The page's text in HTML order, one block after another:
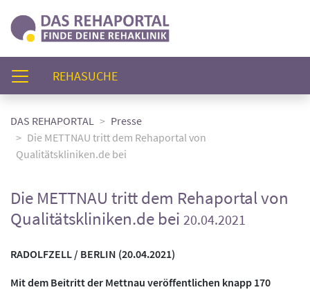
REHASUCHE(AKTUELL)
DAS REHAPORTAL
Presse
Die METTNAU tritt dem Rehaportal von
Qualitätskliniken.de bei
Die METTNAU tritt dem Rehaportal von
Qualitätskliniken.de bei 20.04.2021
RADOLFZELL / BERLIN (20.04.2021)
Mit dem Beitritt der Mettnau veröffentlichen knapp 170